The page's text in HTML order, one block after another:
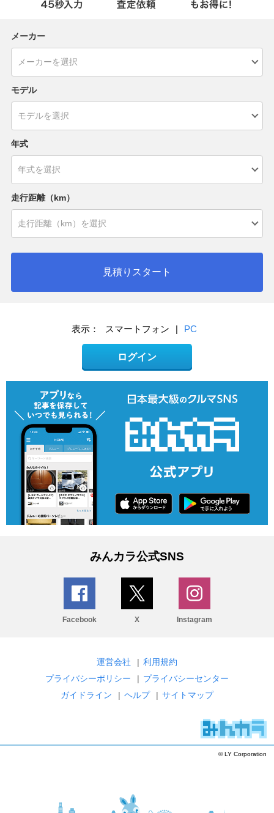
メーカー
モデル
年式
走行距離（km）
見積りスタート
表示： スマートフォン | PC
ログイン
みんカラ公式SNS
Facebook X Instagram
運営会社 | 利用規約
プライバシーポリシー
| プライバシーセンター
ガイドライン
| ヘルプ | サイトマップ
© LY Corporation